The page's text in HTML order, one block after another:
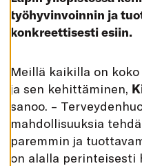
A
K
I
L
Ä
K
A
I
K
H
työhyvinvoinnin ja
konkreettisesti esiin.
Meillä kaikilla on
ja sen kehittäminen,
sanoo. –
mahdollisuuksia
paremmin ja
on alalla perinteisesti